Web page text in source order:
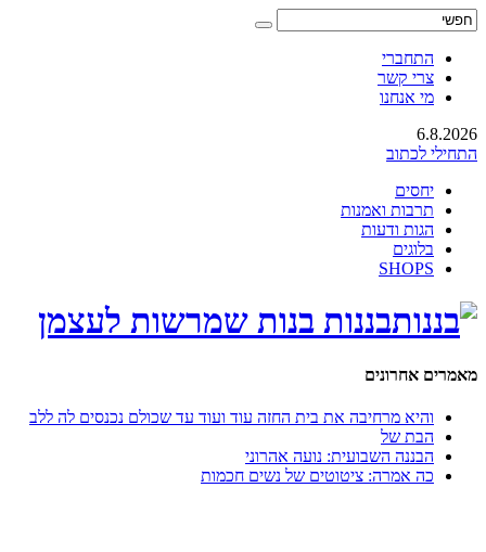
התחברי
צרי קשר
מי אנחנו
6.8.2026
התחילי לכתוב
יחסים
תרבות ואמנות
הגות ודעות
בלוגים
SHOPS
בננות בנות שמרשות לעצמן
מאמרים אחרונים
והיא מרחיבה את בית החזה עוד ועוד עד שכולם נכנסים לה ללב
הבת של
הבננה השבועית: נועה אהרוני
כה אמרה: ציטוטים של נשים חכמות